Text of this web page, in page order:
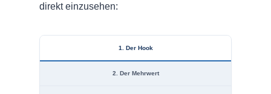
direkt einzusehen:
1. Der Hook
2. Der Mehrwert